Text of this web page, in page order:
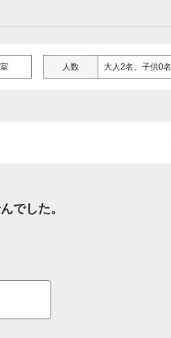
人数 大人2名、子供0名
でした。